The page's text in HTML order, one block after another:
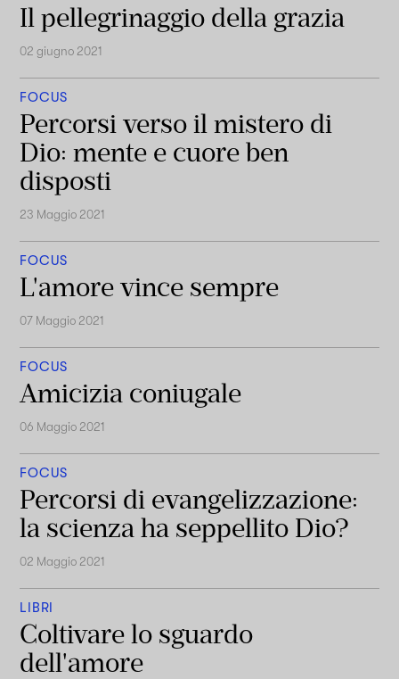
Il pellegrinaggio della grazia
02 giugno 2021
FOCUS
Percorsi verso il mistero di
Dio: mente e cuore ben
disposti
23 Maggio 2021
FOCUS
L'amore vince sempre
07 Maggio 2021
FOCUS
Amicizia coniugale
06 Maggio 2021
FOCUS
Percorsi di evangelizzazione:
la scienza ha seppellito Dio?
02 Maggio 2021
LIBRI
Coltivare lo sguardo
dell'amore